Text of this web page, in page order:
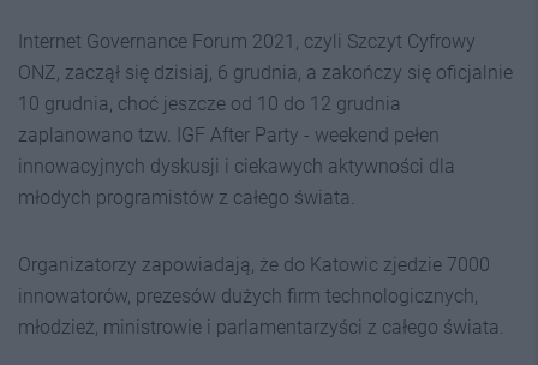
Internet Governance Forum 2021, czyli Szczyt Cyfrowy
ONZ, zaczął się dzisiaj, 6 grudnia, a zakończy się oficjalnie
10 grudnia, choć jeszcze od 10 do 12 grudnia
zaplanowano tzw. IGF After Party - weekend pełen
innowacyjnych dyskusji i ciekawych aktywności dla
młodych programistów z całego świata.
Organizatorzy zapowiadają, że do Katowic zjedzie 7000
innowatorów, prezesów dużych firm technologicznych,
młodzież, ministrowie i parlamentarzyści z całego świata.